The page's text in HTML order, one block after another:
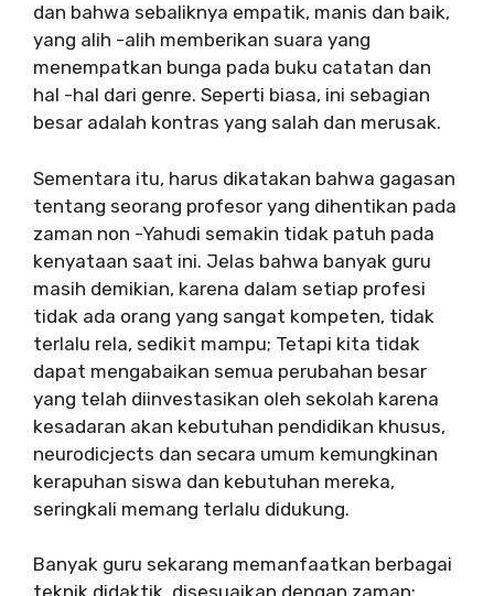
dan bahwa sebaliknya empatik, manis dan baik,
yang alih -alih memberikan suara yang
menempatkan bunga pada buku catatan dan
hal -hal dari genre. Seperti biasa, ini sebagian
besar adalah kontras yang salah dan merusak.
Sementara itu, harus dikatakan bahwa gagasan
tentang seorang profesor yang dihentikan pada
zaman non -Yahudi semakin tidak patuh pada
kenyataan saat ini. Jelas bahwa banyak guru
masih demikian, karena dalam setiap profesi
tidak ada orang yang sangat kompeten, tidak
terlalu rela, sedikit mampu; Tetapi kita tidak
dapat mengabaikan semua perubahan besar
yang telah diinvestasikan oleh sekolah karena
kesadaran akan kebutuhan pendidikan khusus,
neurodicjects dan secara umum kemungkinan
kerapuhan siswa dan kebutuhan mereka,
seringkali memang terlalu didukung.
Banyak guru sekarang memanfaatkan berbagai
teknik didaktik, disesuaikan dengan zaman: